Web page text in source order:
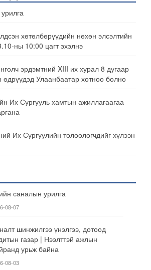
хөтөлбөрүүдийн нөхөн элсэлтийн
ны 10:00 цагт эхэлнэ
эрдэмтний XIII их хурал 8 дугаар
Улаанбаатар хотноо болно
Их Сургууль хамтын ажиллагаагаа
Их Сургуулийн төлөөлөгчдийг хүлээн
саналын урилга
08-07
шинжилгээ үнэлгээ, дотоод
газар | Нээлттэй ажлын
урьж байна
08-03